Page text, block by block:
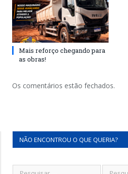
Mais reforço chegando para
as obras!
Os comentários estão fechados.
NÃO ENCONTROU O QUE QUERIA?